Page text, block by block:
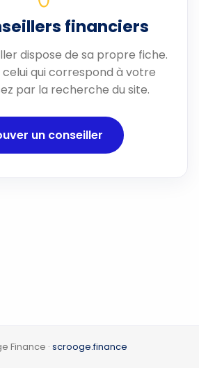
financiers
dispose de sa propre fiche.
qui correspond à votre
par la recherche du site.
un conseiller
Finance · scrooge.finance